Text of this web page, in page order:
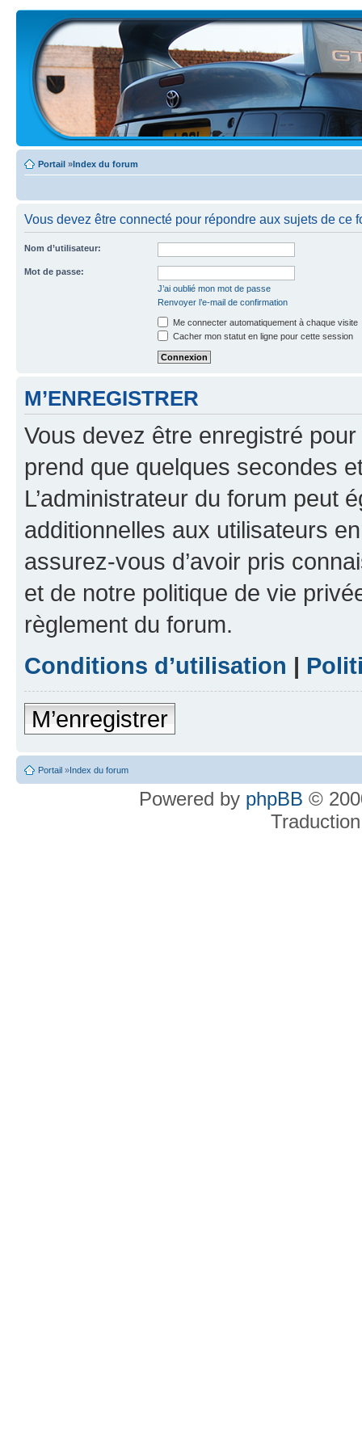
Portail »Index du forum
Vous devez être connecté pour répondre aux sujets de ce
Nom d’utilisateur:
Mot de passe:
J’ai oublié mon mot de passe
Renvoyer l’e-mail de confirmation
Me connecter automatiquement à chaque visite
Cacher mon statut en ligne pour cette session
M’ENREGISTRER
Vous devez être enregistré
prend que quelques secondes
L’administrateur du forum peut
additionnelles aux utilisateurs
assurez-vous d’avoir pris
et de notre politique de vie
règlement du forum.
Conditions d’utilisation |
M’enregistrer
Portail »Index du forum
Powered by phpBB ©